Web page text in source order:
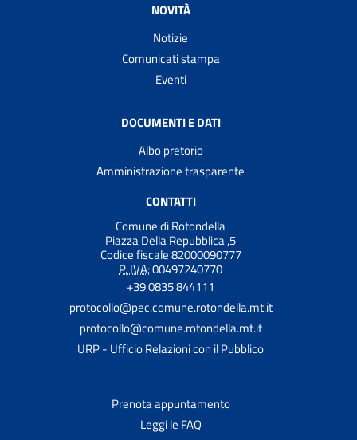
NOVITÀ
Notizie
Comunicati stampa
Eventi
DOCUMENTI E DATI
Albo pretorio
Amministrazione trasparente
CONTATTI
Comune di Rotondella
Piazza Della Repubblica ,5
Codice fiscale 82000090777
P. IVA:00497240770
+39 0835 844111
protocollo@pec.comune.rotondella.mt.it
protocollo@comune.rotondella.mt.it
URP - Ufficio Relazioni con il Pubblico
Prenota appuntamento
Leggi le FAQ